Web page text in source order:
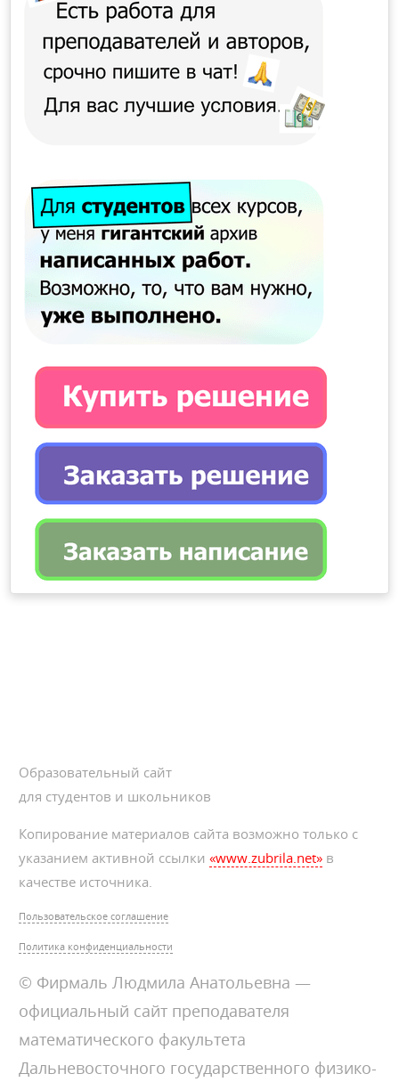
Образовательный сайт
для студентов и школьников
Копирование материалов сайта возможно только с
указанием активной ссылки«www.zubrila.net» в
качестве источника.
Пользовательское соглашение
Политика конфиденциальности
© Фирмаль Людмила Анатольевна —
официальный сайт преподавателя
математического факультета
Дальневосточного государственного физико-